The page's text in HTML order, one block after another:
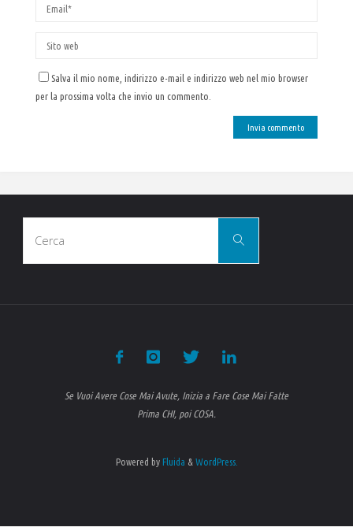
Salva il mio nome, indirizzo e-mail e indirizzo web nel mio browser
per la prossima volta che invio un commento.
Cerca
Se Vuoi Avere Cose Mai Avute, Inizia a Fare Cose Mai Fatte
Prima CHI, poi COSA.
Powered byFluida & WordPress.